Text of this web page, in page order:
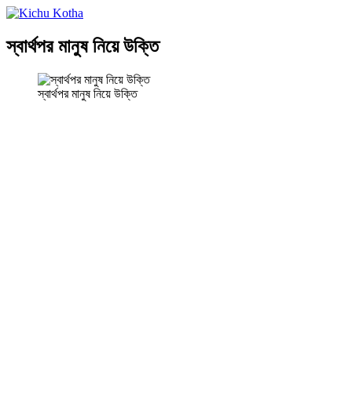
স্বার্থপর মানুষ নিয়ে উক্তি
স্বার্থপর মানুষ নিয়ে উক্তি